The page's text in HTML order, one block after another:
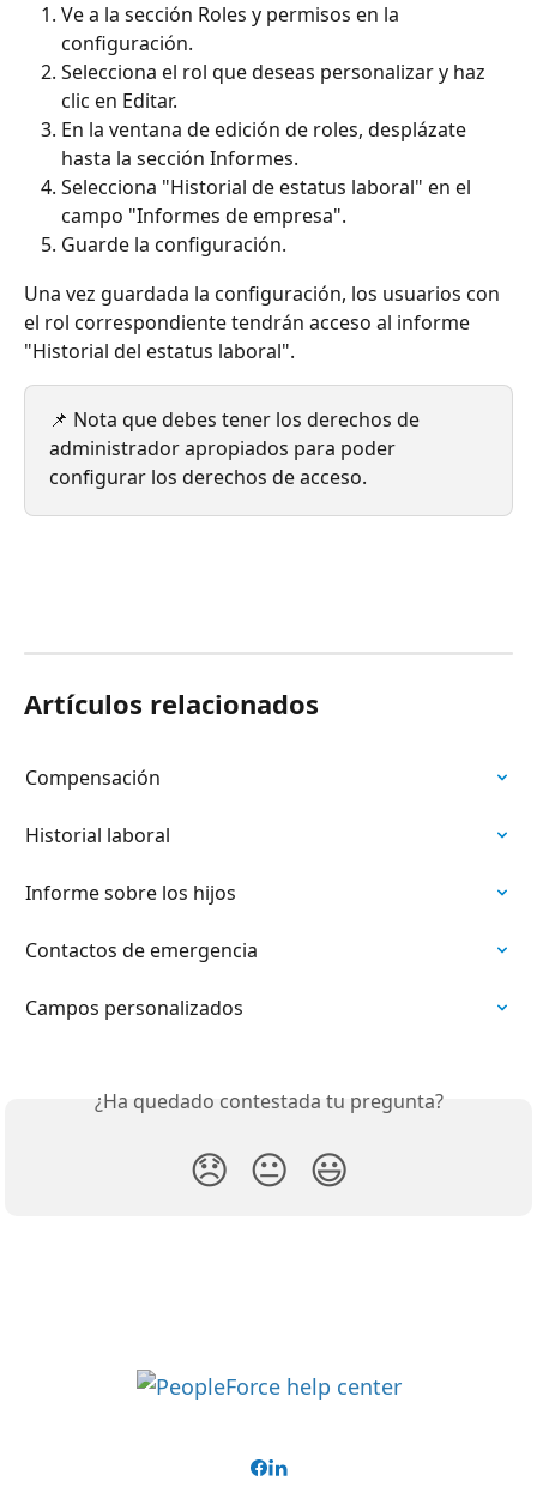
Ve a la sección Roles y permisos en la
configuración.
Selecciona el rol que deseas personalizar y haz
clic en Editar.
En la ventana de edición de roles, desplázate
hasta la sección Informes.
Selecciona "Historial de estatus laboral" en el
campo "Informes de empresa".
Guarde la configuración.
Una vez guardada la configuración, los usuarios con
el rol correspondiente tendrán acceso al informe
"Historial del estatus laboral".
📌 Nota que debes tener los derechos de
administrador apropiados para poder
configurar los derechos de acceso.
Artículos relacionados
Compensación
Historial laboral
Informe sobre los hijos
Contactos de emergencia
Campos personalizados
¿Ha quedado contestada tu pregunta?
😞 😐 😃